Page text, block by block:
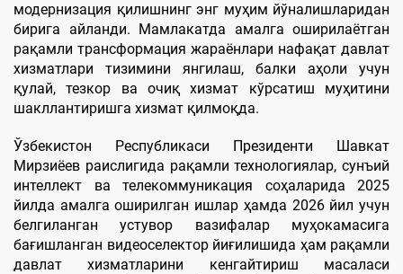
модернизация қилишнинг энг муҳим йўналишларидан
бирига айланди. Мамлакатда амалга оширилаётган
рақамли трансформация жараёнлари нафақат давлат
хизматлари тизимини янгилаш, балки аҳоли учун
қулай, тезкор ва очиқ хизмат кўрсатиш муҳитини
шакллантиришга хизмат қилмоқда.
Ўзбекистон Республикаси Президенти Шавкат
Мирзиёев раислигида рақамли технологиялар, сунъий
интеллект ва телекоммуникация соҳаларида 2025
йилда амалга оширилган ишлар ҳамда 2026 йил учун
белгиланган устувор вазифалар муҳокамасига
бағишланган видеоселектор йиғилишида ҳам рақамли
давлат хизматларини кенгайтириш масаласи